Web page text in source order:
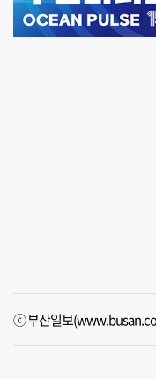
ⓒ 부산일보